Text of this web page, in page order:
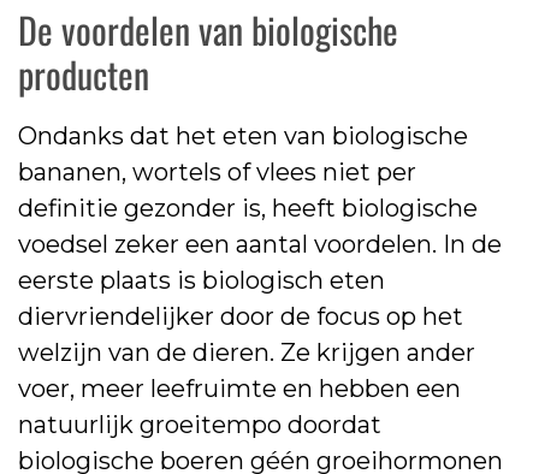
De voordelen van biologische
producten
Ondanks dat het eten van biologische
bananen, wortels of vlees niet per
definitie gezonder is, heeft biologische
voedsel zeker een aantal voordelen. In de
eerste plaats is biologisch eten
diervriendelijker door de focus op het
welzijn van de dieren. Ze krijgen ander
voer, meer leefruimte en hebben een
natuurlijk groeitempo doordat
biologische boeren géén groeihormonen